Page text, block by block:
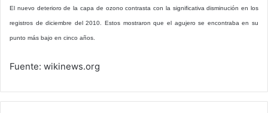
El nuevo deterioro de la capa de ozono contrasta con la significativa disminución en los
registros de diciembre del 2010. Estos mostraron que el agujero se encontraba en su
punto más bajo en cinco años.
Fuente: wikinews.org